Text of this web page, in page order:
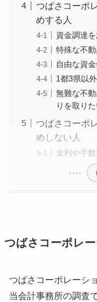
つばさコーポ
めする人
資金調達
特殊な不
自由な資
1都3県以
無難な不
りを取りた
つばさコーポ
めしない人
金利や手
つばさコーポレ
つばさコーポレーシ
当会計事務所の調査